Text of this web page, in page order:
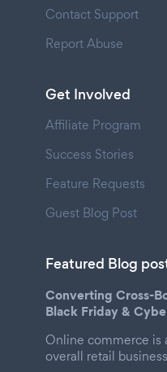
Contact Support
Report Abuse
Get Involved
Affiliate Program
Success Stories
Feature Requests
Guest Blog Post
Featured Blog
Converting Cross-
Black Friday &
Online commerce is
overall retail